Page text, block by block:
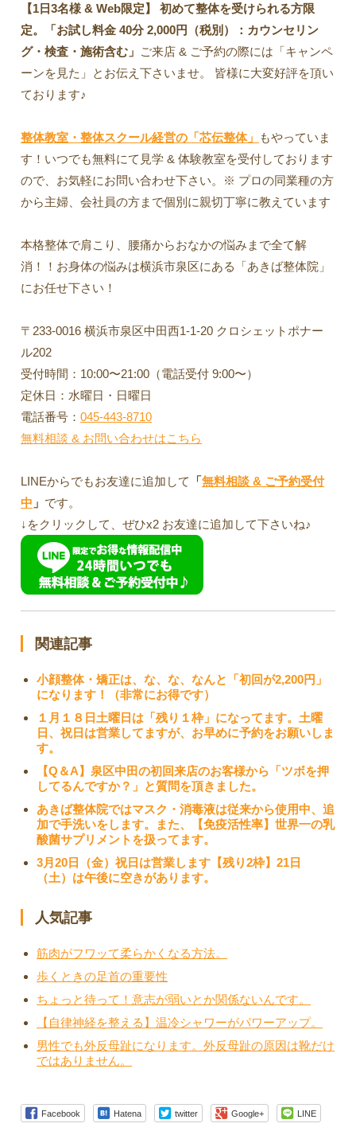
【1日3名様 & Web限定】 初めて整体を受けられる方限
定。「お試し料金 40分 2,000円（税別）：カウンセリン
グ・検査・施術含む」 ご来店 & ご予約の際には「キャンペ
ーンを見た」とお伝え下さいませ。 皆様に大変好評を頂い
ております♪
整体教室・整体スクール経営の「芯伝整体」
もやっていま
す！いつでも無料にて見学 & 体験教室を受付しております
ので、お気軽にお問い合わせ下さい。※ プロの同業種の方
から主婦、会社員の方まで個別に親切丁寧に教えています
本格整体で肩こり、腰痛からおなかの悩みまで全て解
消！！お身体の悩みは横浜市泉区にある「あきば整体院」
にお任せ下さい！
〒233-0016 横浜市泉区中田西1-1-20 クロシェットポナー
ル202
受付時間：10:00〜21:00（電話受付 9:00〜）
定休日：水曜日・日曜日
電話番号：045-443-8710
無料相談 & お問い合わせはこちら
LINEからでもお友達に追加して 「無料相談 & ご予約受付
中 」 です。
↓をクリックして、ぜひx2 お友達に追加して下さいね♪
関連記事
小顔整体・矯正は、な、な、なんと「初回が2,200円」
になります！（非常にお得です）
１月１８日土曜日は「残り１枠」になってます。土曜
日、祝日は営業してますが、お早めに予約をお願いしま
す。
【Q＆A】泉区中田の初回来店のお客様から「ツボを押
してるんですか？」と質問を頂きました。
あきば整体院ではマスク・消毒液は従来から使用中、追
加で手洗いをします。また、【免疫活性率】世界一の乳
酸菌サプリメントを扱ってます。
3月20日（金）祝日は営業します【残り2枠】21日
（土）は午後に空きがあります。
人気記事
筋肉がフワッて柔らかくなる方法。
歩くときの足首の重要性
ちょっと待って！意志が弱いとか関係ないんです。
【自律神経を整える】温冷シャワーがパワーアップ。
男性でも外反母趾になります。外反母趾の原因は靴だけ
ではありません。
Facebook Hatena twitter Google+ LINE